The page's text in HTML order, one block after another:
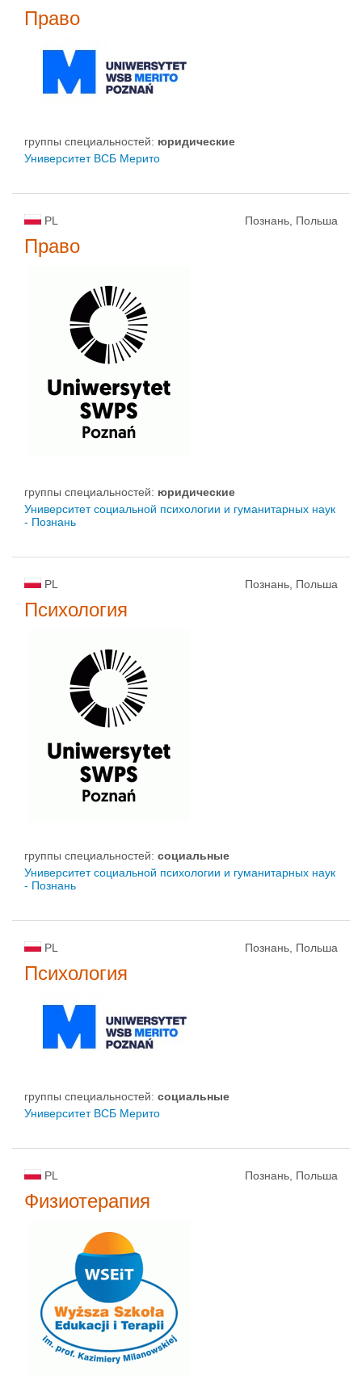
Право
группы специальностей: юридические
Университет ВСБ Мерито
PL Познань, Польша
Право
группы специальностей: юридические
Университет социальной психологии и гуманитарных наук
- Познань
PL Познань, Польша
Психология
группы специальностей: социальные
Университет социальной психологии и гуманитарных наук
- Познань
PL Познань, Польша
Психология
группы специальностей: социальные
Университет ВСБ Мерито
PL Познань, Польша
Физиотерапия